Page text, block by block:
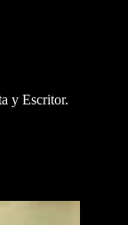
y Escritor.